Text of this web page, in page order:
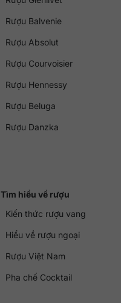
Rượu Balvenie
Rượu Absolut
Rượu Courvoisier
Rượu Hennessy
Rượu Beluga
Rượu Danzka
Tìm hiểu về rượu
Kiến thức rượu vang
Hiểu về rượu ngoại
Rượu Việt Nam
Pha chế Cocktail